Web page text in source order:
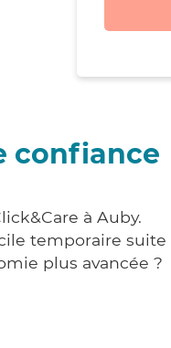
confiance
à Auby.
temporaire
plus avancée ?